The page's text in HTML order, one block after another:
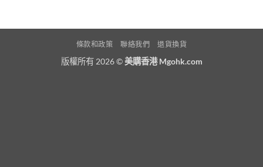
條款和政策 聯絡我們 退貨換貨
版權所有 2026 ©美購香港 Mgohk.com